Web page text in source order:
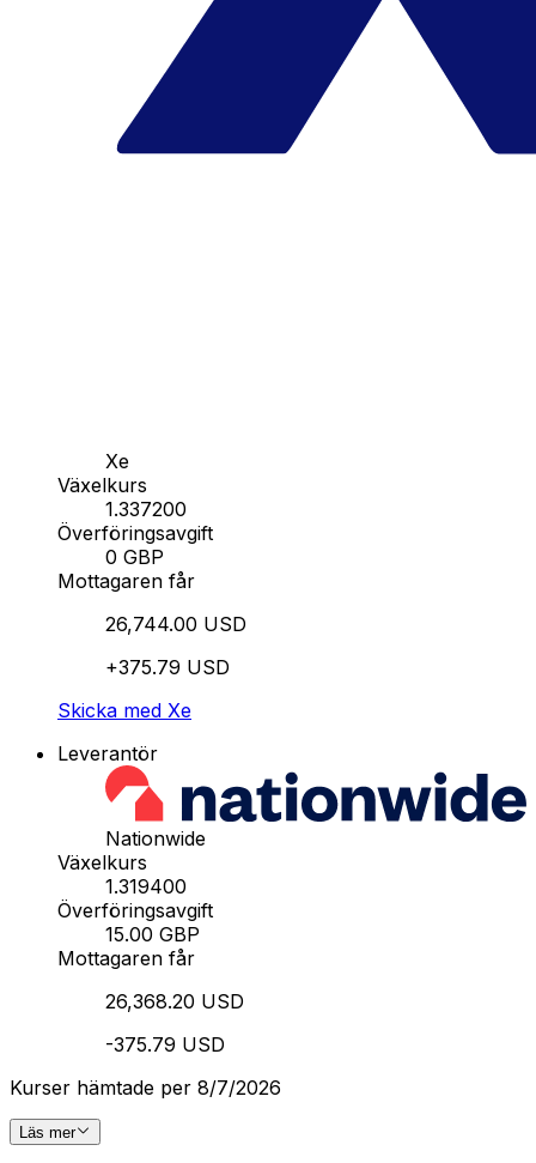
Xe
Växelkurs
1.337200
Överföringsavgift
0 GBP
Mottagaren får
26,744.00 USD
+375.79 USD
Skicka med Xe
Leverantör
Nationwide
Växelkurs
1.319400
Överföringsavgift
15.00 GBP
Mottagaren får
26,368.20 USD
-375.79 USD
Kurser hämtade per 8/7/2026
Läs mer